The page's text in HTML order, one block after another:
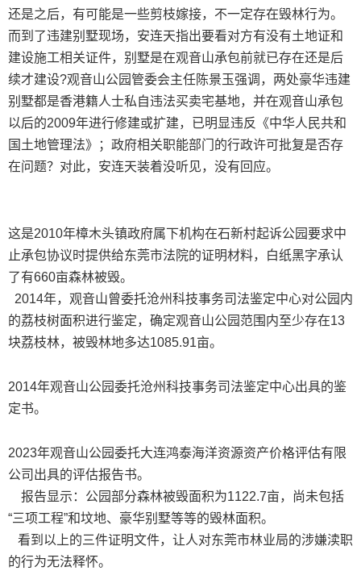
还是之后，有可能是一些剪枝嫁接，不一定存在毁林行为。
而到了违建别墅现场，安连天指出要看对方有没有土地证和
建设施工相关证件，别墅是在观音山承包前就已存在还是后
续才建设?观音山公园管委会主任陈景玉强调，两处豪华违建
别墅都是香港籍人士私自违法买卖宅基地，并在观音山承包
以后的2009年进行修建或扩建，已明显违反《中华人民共和
国土地管理法》；政府相关职能部门的行政许可批复是否存
在问题？对此，安连天装着没听见，没有回应。
这是2010年樟木头镇政府属下机构在石新村起诉公园要求中
止承包协议时提供给东莞市法院的证明材料，白纸黑字承认
了有660亩森林被毁。
2014年，观音山曾委托沧州科技事务司法鉴定中心对公园内
的荔枝树面积进行鉴定，确定观音山公园范围内至少存在13
块荔枝林，被毁林地多达1085.91亩。
2014年观音山公园委托沧州科技事务司法鉴定中心出具的鉴
定书。
2023年观音山公园委托大连鸿泰海洋资源资产价格评估有限
公司出具的评估报告书。
报告显示：公园部分森林被毁面积为1122.7亩，尚未包括
“三项工程”和坟地、豪华别墅等等的毁林面积。
看到以上的三件证明文件，让人对东莞市林业局的涉嫌渎职
的行为无法释怀。